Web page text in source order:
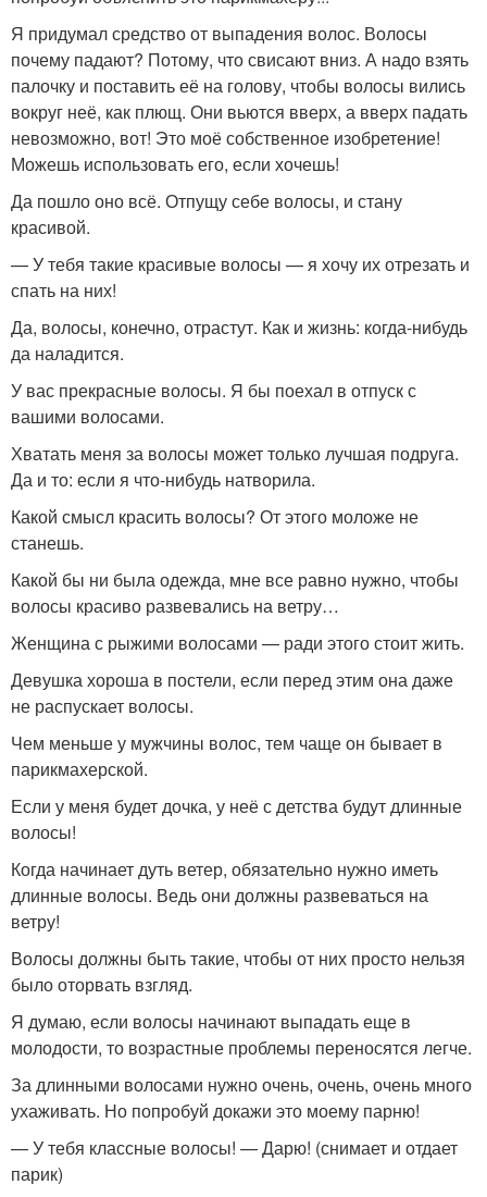
Я придумал средство от выпадения волос. Волосы
почему падают? Потому, что свисают вниз. А надо взять
палочку и поставить её на голову, чтобы волосы вились
вокруг неё, как плющ. Они вьются вверх, а вверх падать
невозможно, вот! Это моё собственное изобретение!
Можешь использовать его, если хочешь!
Да пошло оно всё. Отпущу себе волосы, и стану
красивой.
— У тебя такие красивые волосы — я хочу их отрезать и
спать на них!
Да, волосы, конечно, отрастут. Как и жизнь: когда-нибудь
да наладится.
У вас прекрасные волосы. Я бы поехал в отпуск с
вашими волосами.
Хватать меня за волосы может только лучшая подруга.
Да и то: если я что-нибудь натворила.
Какой смысл красить волосы? От этого моложе не
станешь.
Какой бы ни была одежда, мне все равно нужно, чтобы
волосы красиво развевались на ветру…
Женщина с рыжими волосами — ради этого стоит жить.
Девушка хороша в постели, если перед этим она даже
не распускает волосы.
Чем меньше у мужчины волос, тем чаще он бывает в
парикмахерской.
Если у меня будет дочка, у неё с детства будут длинные
волосы!
Когда начинает дуть ветер, обязательно нужно иметь
длинные волосы. Ведь они должны развеваться на
ветру!
Волосы должны быть такие, чтобы от них просто нельзя
было оторвать взгляд.
Я думаю, если волосы начинают выпадать еще в
молодости, то возрастные проблемы переносятся легче.
За длинными волосами нужно очень, очень, очень много
ухаживать. Но попробуй докажи это моему парню!
— У тебя классные волосы! — Дарю! (снимает и отдает
парик)